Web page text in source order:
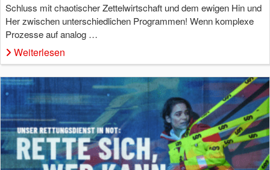
Schluss mit chaotischer Zettelwirtschaft und dem ewigen Hin und
Her zwischen unterschiedlichen Programmen! Wenn komplexe
Prozesse auf analog …
Weiterlesen